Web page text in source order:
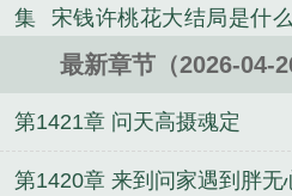
集
宋钱许桃花大结局是什么
宋钱许桃花演员表
宋钱许
许桃花结局是什么
宋钱许
桃花宋钱
最新章节（2026-04-
第1421章 问天高摄魂定
第1420章 来到问家遇到胖无